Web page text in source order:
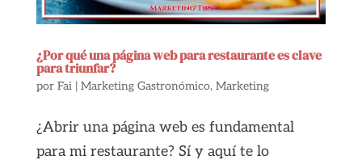
¿Por qué una página web para restaurante es clave
para triunfar?
por Fai| Marketing Gastronómico, Marketing
¿Abrir una página web es fundamental
para mi restaurante? Sí y aquí te lo